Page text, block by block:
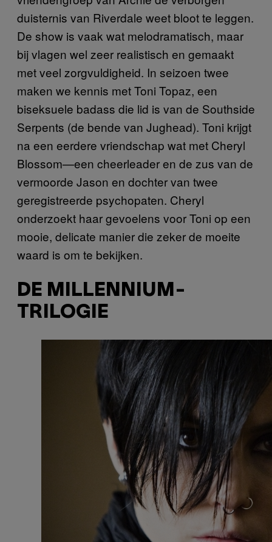
duisternis van Riverdale weet bloot te leggen.
De show is vaak wat melodramatisch, maar
bij vlagen wel zeer realistisch en gemaakt
met veel zorgvuldigheid. In seizoen twee
maken we kennis met Toni Topaz, een
biseksuele badass die lid is van de Southside
Serpents (de bende van Jughead). Toni krijgt
na een eerdere vriendschap wat met Cheryl
Blossom—een cheerleader en de zus van de
vermoorde Jason en dochter van twee
geregistreerde psychopaten. Cheryl
onderzoekt haar gevoelens voor Toni op een
mooie, delicate manier die zeker de moeite
waard is om te bekijken.
DE MILLENNIUM-
TRILOGIE